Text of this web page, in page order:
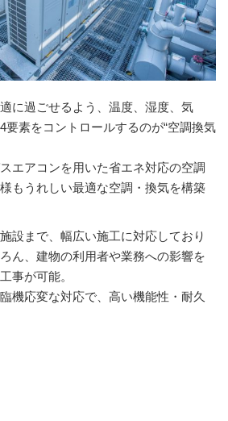
に過ごせるよう、温度、湿度、気
要素をコントロールするのが“空調換気
エアコンを用いた省エネ対応の空調
もうれしい最適な空調・換気を構築
設まで、幅広い施工に対応しており
ん、建物の利用者や業務への影響を
事が可能。
機応変な対応で、高い機能性・耐久